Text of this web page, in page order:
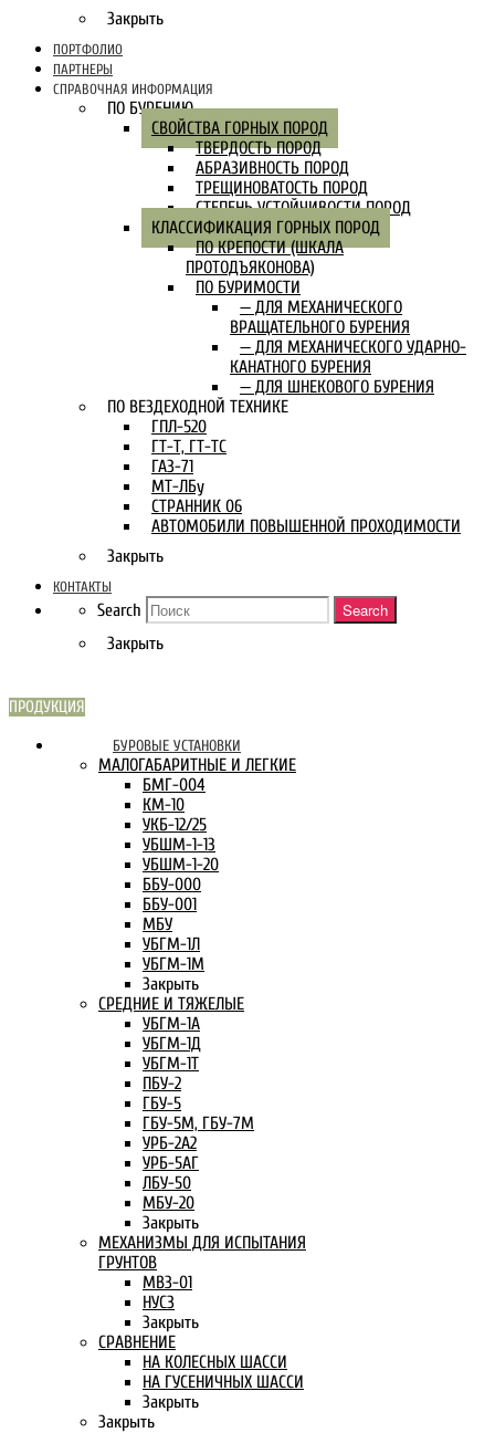
Закрыть
ПОРТФОЛИО
ПАРТНЕРЫ
СПРАВОЧНАЯ ИНФОРМАЦИЯ
ПО БУРЕНИЮ
СВОЙСТВА ГОРНЫХ ПОРОД
ТВЕРДОСТЬ ПОРОД
АБРАЗИВНОСТЬ ПОРОД
ТРЕЩИНОВАТОСТЬ ПОРОД
СТЕПЕНЬ УСТОЙЧИВОСТИ ПОРОД
КЛАССИФИКАЦИЯ ГОРНЫХ ПОРОД
ПО КРЕПОСТИ (ШКАЛА
ПРОТОДЪЯКОНОВА)
ПО БУРИМОСТИ
— ДЛЯ МЕХАНИЧЕСКОГО
ВРАЩАТЕЛЬНОГО БУРЕНИЯ
— ДЛЯ МЕХАНИЧЕСКОГО УДАРНО-
КАНАТНОГО БУРЕНИЯ
— ДЛЯ ШНЕКОВОГО БУРЕНИЯ
ПО ВЕЗДЕХОДНОЙ ТЕХНИКЕ
ГПЛ-520
ГТ-Т, ГТ-ТС
ГАЗ-71
МТ-ЛБу
СТРАННИК 06
АВТОМОБИЛИ ПОВЫШЕННОЙ ПРОХОДИМОСТИ
Закрыть
КОНТАКТЫ
Search Search
Закрыть
ПРОДУКЦИЯ
БУРОВЫЕ УСТАНОВКИ
МАЛОГАБАРИТНЫЕ И ЛЕГКИЕ
БМГ-004
КМ-10
УКБ-12/25
УБШМ-1-13
УБШМ-1-20
ББУ-000
ББУ-001
МБУ
УБГМ-1Л
УБГМ-1М
Закрыть
СРЕДНИЕ И ТЯЖЕЛЫЕ
УБГМ-1А
УБГМ-1Д
УБГМ-1Т
ПБУ-2
ГБУ-5
ГБУ-5М, ГБУ-7М
УРБ-2А2
УРБ-5АГ
ЛБУ-50
МБУ-20
Закрыть
МЕХАНИЗМЫ ДЛЯ ИСПЫТАНИЯ
ГРУНТОВ
МВЗ-01
НУСЗ
Закрыть
СРАВНЕНИЕ
НА КОЛЕСНЫХ ШАССИ
НА ГУСЕНИЧНЫХ ШАССИ
Закрыть
Закрыть